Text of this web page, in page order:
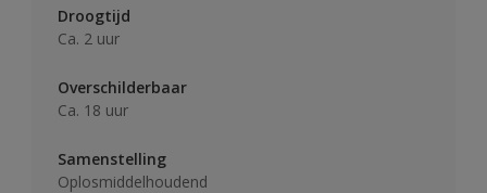
Droogtijd
Ca. 2 uur
Overschilderbaar
Ca. 18 uur
Samenstelling
Oplosmiddelhoudend